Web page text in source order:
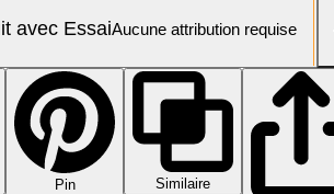
avec EssaiAucune attribution requise
Pin
Similaire